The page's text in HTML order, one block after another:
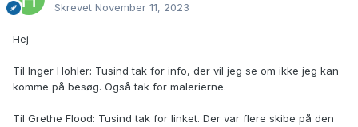
Skrevet November 11, 2023
Hej
Til Inger Hohler: Tusind tak for info, der vil jeg se om ikke jeg kan
komme på besøg. Også tak for malerierne.
Til Grethe Flood: Tusind tak for linket. Der var flere skibe på den